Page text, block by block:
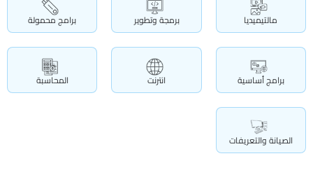
مالتيميديا برمجة وتطوير برامج محمولة
برامج أساسية انترنت المحاسبة
الصيانة والتعريفات